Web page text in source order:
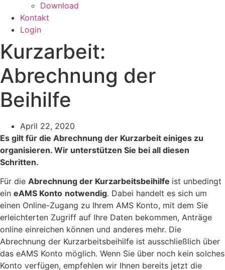
Download
Kontakt
Login
Kurzarbeit:
Abrechnung der
Beihilfe
April 22, 2020
Es gilt für die Abrechnung der Kurzarbeit einiges zu
organisieren. Wir unterstützen Sie bei all diesen
Schritten.
Für die Abrechnung der Kurzarbeitsbeihilfe ist unbedingt
ein eAMS Konto notwendig. Dabei handelt es sich um
einen Online-Zugang zu Ihrem AMS Konto, mit dem Sie
erleichterten Zugriff auf Ihre Daten bekommen, Anträge
online einreichen können und anderes mehr. Die
Abrechnung der Kurzarbeitsbeihilfe ist ausschließlich über
das eAMS Konto möglich. Wenn Sie über noch kein solches
Konto verfügen, empfehlen wir Ihnen bereits jetzt die